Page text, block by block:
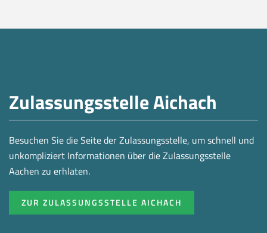
Zulassungsstelle Aichach
Besuchen Sie die Seite der Zulassungsstelle, um schnell und
unkompliziert Informationen über die Zulassungsstelle
Aachen zu erhlaten.
ZUR ZULASSUNGSSTELLE AICHACH